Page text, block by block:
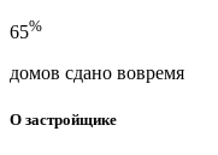
65%
домов сдано вовремя
О застройщике